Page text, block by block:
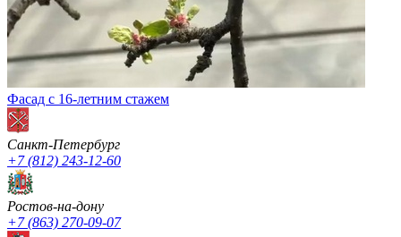
Фасад с 16-летним стажем
Санкт-Петербург
+7 (812) 243-12-60
Ростов-на-дону
+7 (863) 270-09-07